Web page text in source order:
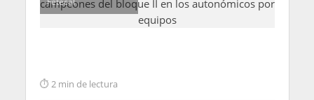
2 min de lectura